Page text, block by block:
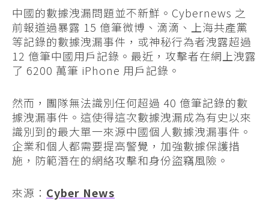
中國的數據洩漏問題並不新鮮。Cybernews 之
前報道過暴露 15 億筆微博、滴滴、上海共產黨
等記錄的數據洩漏事件，或神秘行為者洩露超過
12 億筆中國用戶記錄。最近，攻擊者在網上洩露
了 6200 萬筆 iPhone 用戶記錄。
然而，團隊無法識別任何超過 40 億筆記錄的數
據洩漏事件。這使得這次數據洩漏成為有史以來
識別到的最大單一來源中國個人數據洩漏事件。
企業和個人都需要提高警覺，加強數據保護措
施，防範潛在的網絡攻擊和身份盜竊風險。
來源： Cyber News